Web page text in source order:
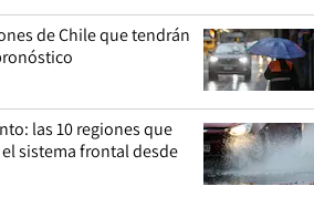
de Chile que tendrán
las 10 regiones que
sistema frontal desde